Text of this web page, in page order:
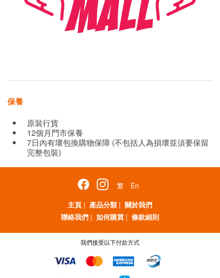
保養
原裝行貨
12個月門市保養
7日內有壞包換購物保障 (不包括人為損壞並須要保留
完整包裝)
繁
En
主頁 | 產品分類 | 關於我們
聯絡我們 | 如何購買 | 條款細則
我們接受以下付款方式